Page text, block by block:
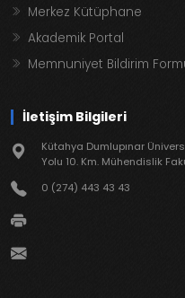
Merkez Kütüphane
Akademik Portal
Memnuniyet Bildirim
İletişim Bilgileri
Kütahya Dumlupınar
Yolu 10. Km. Mühendislik
0 (274) 443 43 43